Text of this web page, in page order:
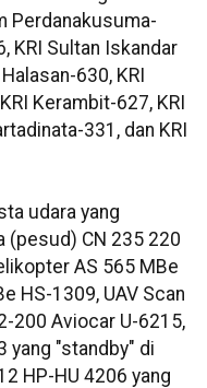
Perdanakusuma-
KRI Sultan Iskandar
630, KRI
Kerambit-627, KRI
331, dan KRI
udara yang
(pesud) CN 235 220
AS 565 MBe
HS-1309, UAV Scan
200 Aviocar U-6215,
yang "standby" di
HP-HU 4206 yang